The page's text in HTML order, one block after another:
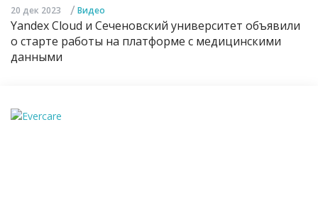
20 дек 2023 / Видео
Yandex Cloud и Сеченовский университет объявили
о старте работы на платформе с медицинскими
данными